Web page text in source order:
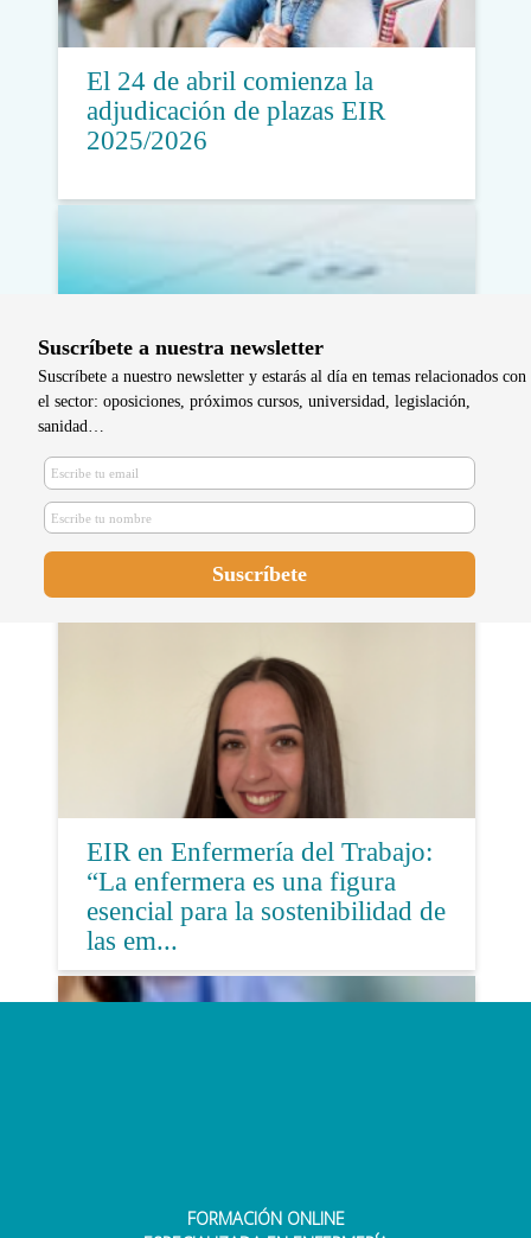
El 24 de abril comienza la
adjudicación de plazas EIR
2025/2026
El examen EIR 2024 será el 20 de
enero
EIR en Enfermería del Trabajo:
“La enfermera es una figura
esencial para la sostenibilidad de
las em...
Suscríbete a nuestra newsletter
Suscríbete a nuestro newsletter y estarás al día en temas relacionados con
el sector: oposiciones, próximos cursos, universidad, legislación,
sanidad…
FORMACIÓN ONLINE